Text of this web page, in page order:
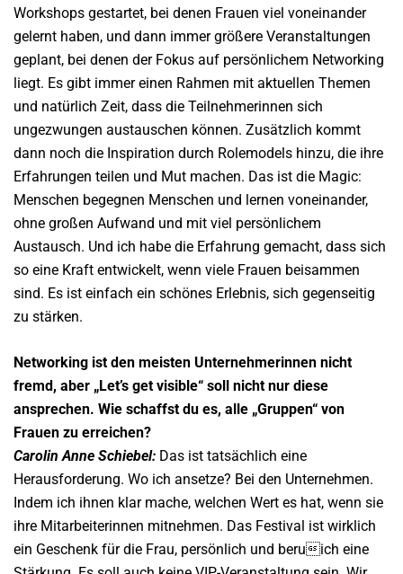
Workshops gestartet, bei denen Frauen viel voneinander
gelernt haben, und dann immer größere Veranstaltungen
geplant, bei denen der Fokus auf persönlichem Networking
liegt. Es gibt immer einen Rahmen mit aktuellen Themen
und natürlich Zeit, dass die Teilnehmerinnen sich
ungezwungen austauschen können. Zusätzlich kommt
dann noch die Inspiration durch Rolemodels hinzu, die ihre
Erfahrungen teilen und Mut machen. Das ist die Magic:
Menschen begegnen Menschen und lernen voneinander,
ohne großen Aufwand und mit viel persönlichem
Austausch. Und ich habe die Erfahrung gemacht, dass sich
so eine Kraft entwickelt, wenn viele Frauen beisammen
sind. Es ist einfach ein schönes Erlebnis, sich gegenseitig
zu stärken.
Networking ist den meisten Unternehmerinnen nicht
fremd, aber „Let’s get visible“ soll nicht nur diese
ansprechen. Wie schaffst du es, alle „Gruppen“ von
Frauen zu erreichen?
Carolin Anne Schiebel: Das ist tatsächlich eine
Herausforderung. Wo ich ansetze? Bei den Unternehmen.
Indem ich ihnen klar mache, welchen Wert es hat, wenn sie
ihre Mitarbeiterinnen mitnehmen. Das Festival ist wirklich
ein Geschenk für die Frau, persönlich und beruich eine